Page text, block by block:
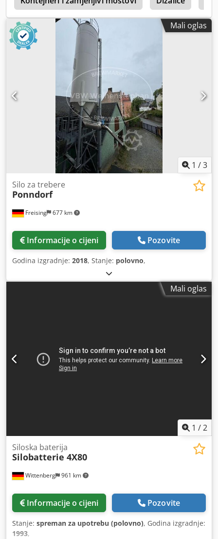
Mali oglas
1 /3
Freising 677 km
Silo za trebere
Ponndorf
Informacije o cijeni Pozovite
Godina izgradnje: 2018, Stanje: polovno,
Mali oglas
1 /2
Wittenberg 961 km
Siloska baterija
Silobatterie 4X80
Informacije o cijeni Pozovite
Stanje: spreman za upotrebu (polovno), Godina izgradnje:
1993,